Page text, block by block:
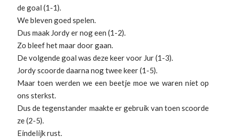
de goal (1-1).
We bleven goed spelen.
Dus maak Jordy er nog een (1-2).
Zo bleef het maar door gaan.
De volgende goal was deze keer voor Jur (1-3).
Jordy scoorde daarna nog twee keer (1-5).
Maar toen werden we een beetje moe we waren niet op
ons sterkst.
Dus de tegenstander maakte er gebruik van toen scoorde
ze (2-5).
Eindelijk rust.